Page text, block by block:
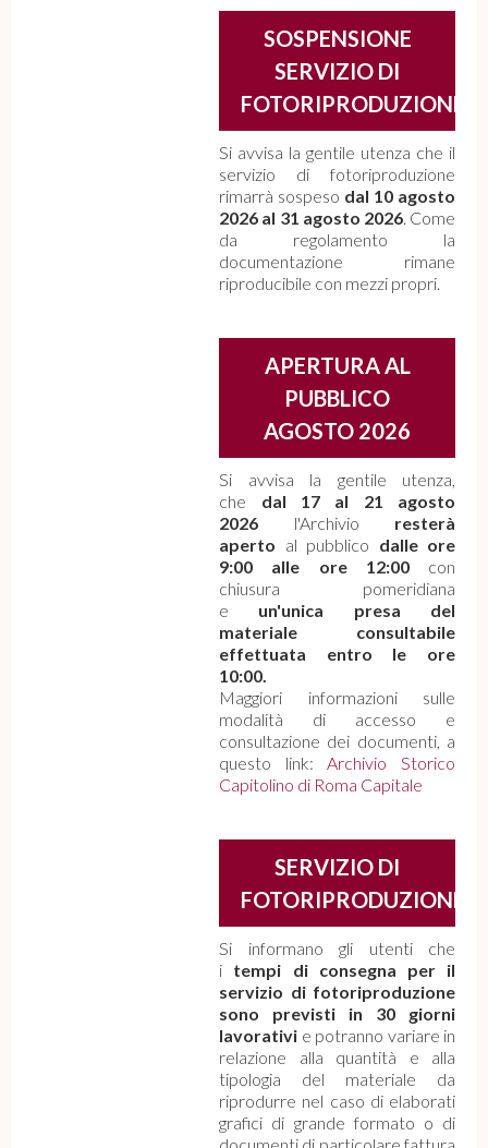
SOSPENSIONE
SERVIZIO DI
FOTORIPRODUZIONE
Si avvisa la gentile utenza che il
servizio di fotoriproduzione
rimarrà sospeso dal 10 agosto
2026 al 31 agosto 2026. Come
da regolamento la
documentazione rimane
riproducibile con mezzi propri.
APERTURA AL
PUBBLICO
AGOSTO 2026
Si avvisa la gentile utenza,
che dal 17 al 21 agosto
2026 l'Archivio resterà
aperto al pubblico dalle ore
9:00 alle ore 12:00con
chiusura pomeridiana
e un'unica presa del
materiale consultabile
effettuata entro le ore
10:00.
Maggiori informazioni sulle
modalità di accesso e
consultazione dei documenti, a
questo link: Archivio Storico
Capitolino di Roma Capitale
SERVIZIO DI
FOTORIPRODUZIONE
Si informano gli utenti che
i tempi di consegna per il
servizio di fotoriproduzione
sono previsti in 30 giorni
lavorativi e potranno variare in
relazione alla quantità e alla
tipologia del materiale da
riprodurre nel caso di elaborati
grafici di grande formato o di
documenti di particolare fattura